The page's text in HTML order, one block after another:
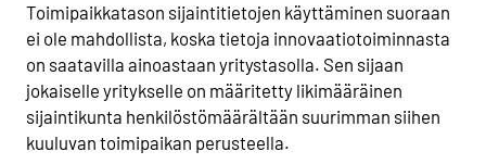
Toimipaikkatason sijaintitietojen käyttäminen suoraan
ei ole mahdollista, koska tietoja innovaatiotoiminnasta
on saatavilla ainoastaan yritystasolla. Sen sijaan
jokaiselle yritykselle on määritetty likimääräinen
sijaintikunta henkilöstömäärältään suurimman siihen
kuuluvan toimipaikan perusteella.